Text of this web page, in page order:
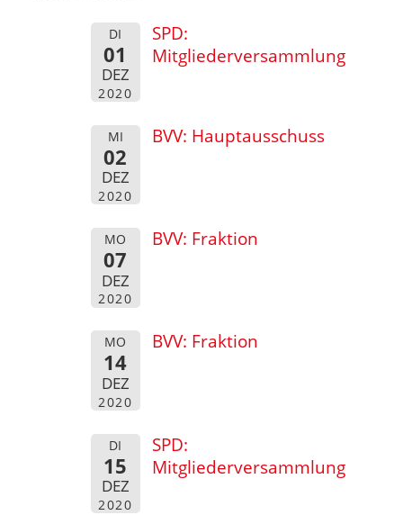
DI
01
DEZ
2020
SPD:
Mitgliederversammlung
MI
02
DEZ
2020
BVV: Hauptausschuss
MO
07
DEZ
2020
BVV: Fraktion
MO
14
DEZ
2020
BVV: Fraktion
DI
15
DEZ
2020
SPD:
Mitgliederversammlung